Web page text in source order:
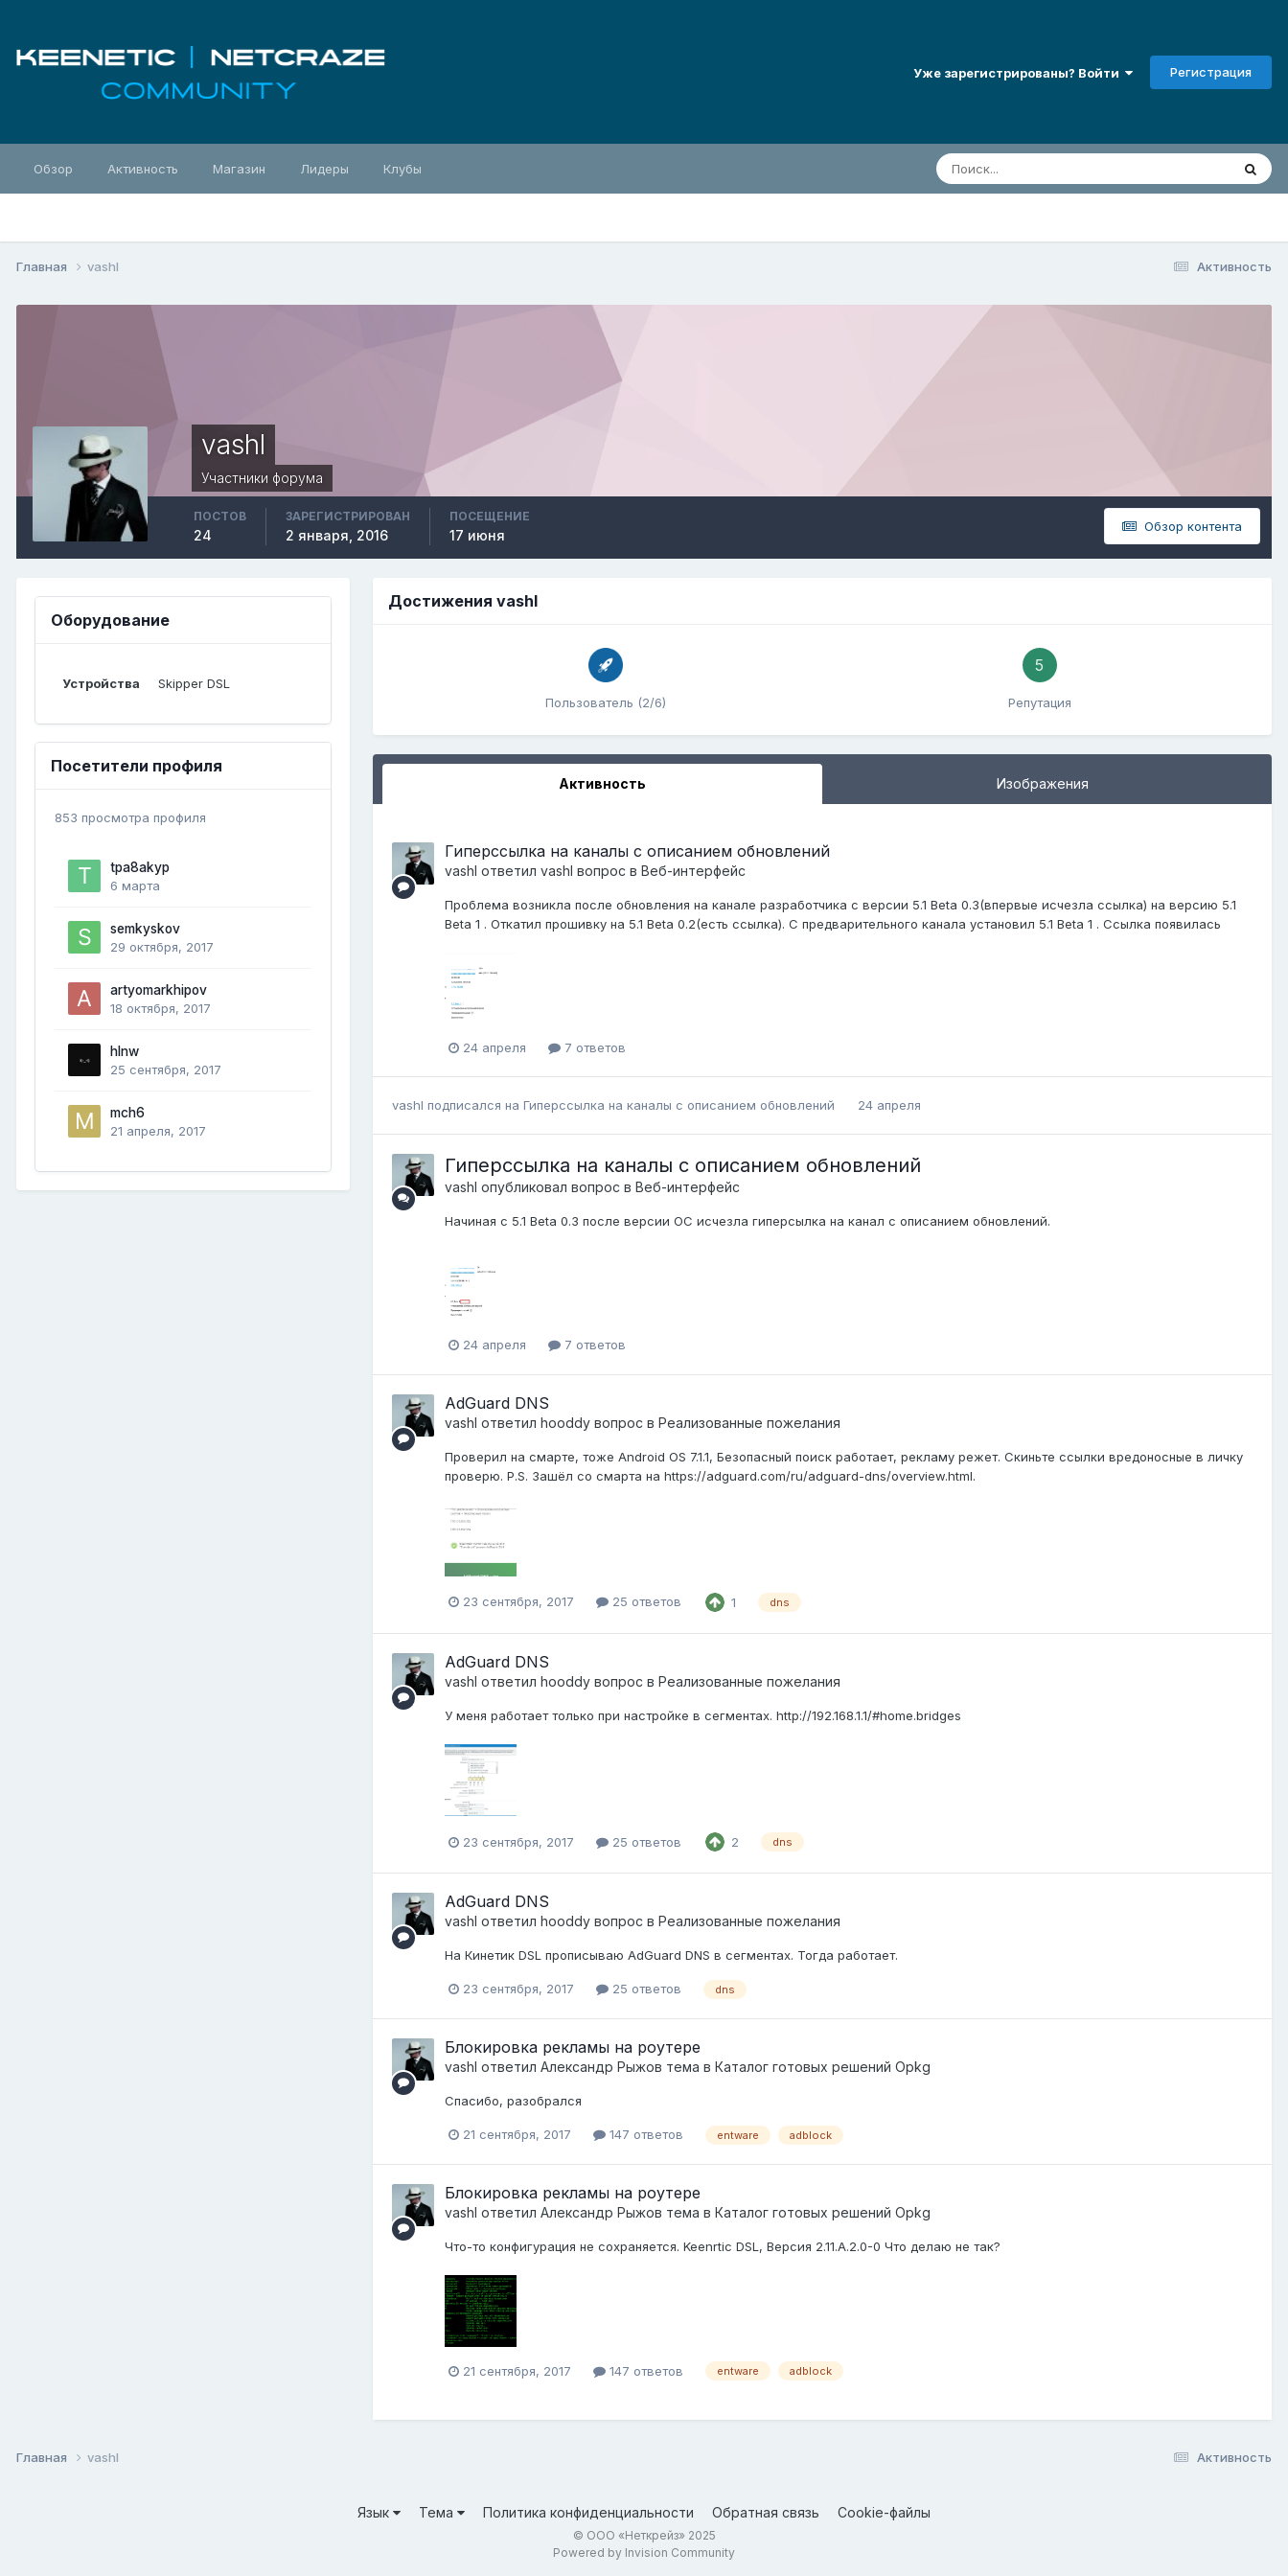
Уже зарегистрированы? Войти Регистрация
Обзор Активность Магазин Лидеры Клубы
Активность
Главная vashl
vashl
Участники форума
Обзор контента
ПОСТОВ
24
ЗАРЕГИСТРИРОВАН
2 января, 2016
ПОСЕЩЕНИЕ
17 июня
Оборудование
Устройства Skipper DSL
Посетители профиля
853 просмотра профиля
tpa8akyp
6 марта
semkyskov
29 октября, 2017
artyomarkhipov
18 октября, 2017
hlnw
25 сентября, 2017
mch6
21 апреля, 2017
Достижения vashl
Пользователь (2/6)
5
Репутация
Активность Изображения
Гиперссылка на каналы с описанием обновлений
vashl ответил vashl вопрос в Веб-интерфейс
Проблема возникла после обновления на канале разработчика с версии 5.1 Beta 0.3(впервые исчезла ссылка) на версию 5.1
Beta 1 . Откатил прошивку на 5.1 Beta 0.2(есть ссылка). С предварительного канала установил 5.1 Beta 1 . Ссылка появилась
24 апреля 7 ответов
vashl подписался на Гиперссылка на каналы с описанием обновлений 24 апреля
Гиперссылка на каналы с описанием обновлений
vashl опубликовал вопрос в Веб-интерфейс
Начиная с 5.1 Beta 0.3 после версии ОС исчезла гиперсылка на канал с описанием обновлений.
24 апреля 7 ответов
AdGuard DNS
vashl ответил hooddy вопрос в Реализованные пожелания
Проверил на смарте, тоже Android OS 7.1.1, Безопасный поиск работает, рекламу режет. Скиньте ссылки вредоносные в личку
проверю. P.S. Зашёл со смарта на https://adguard.com/ru/adguard-dns/overview.html.
23 сентября, 2017 25 ответов 1 dns
AdGuard DNS
vashl ответил hooddy вопрос в Реализованные пожелания
У меня работает только при настройке в сегментах. http://192.168.1.1/#home.bridges
23 сентября, 2017 25 ответов 2 dns
AdGuard DNS
vashl ответил hooddy вопрос в Реализованные пожелания
На Кинетик DSL прописываю AdGuard DNS в сегментах. Тогда работает.
23 сентября, 2017 25 ответов dns
Блокировка рекламы на роутере
vashl ответил Александр Рыжов тема в Каталог готовых решений Opkg
Спасибо, разобрался
21 сентября, 2017 147 ответов entware adblock
Блокировка рекламы на роутере
vashl ответил Александр Рыжов тема в Каталог готовых решений Opkg
Что-то конфигурация не сохраняется. Keenrtic DSL, Версия 2.11.A.2.0-0 Что делаю не так?
21 сентября, 2017 147 ответов entware adblock
Активность
Главная vashl
Язык Тема Политика конфиденциальности Обратная связь Cookie-файлы
© ООО «Неткрейз» 2025
Powered by Invision Community